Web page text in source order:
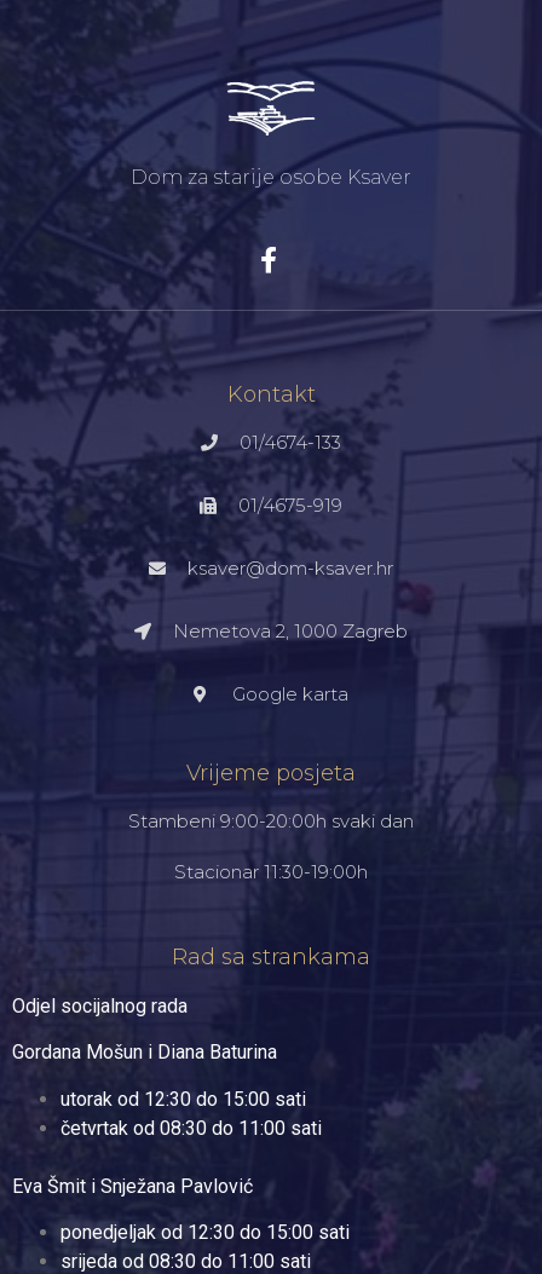
Dom za starije osobe Ksaver
Kontakt
01/4674-133
01/4675-919
ksaver@dom-ksaver.hr
Nemetova 2, 1000 Zagreb​
Google karta
Vrijeme posjeta
Stambeni 9:00-20:00h svaki dan
Stacionar 11:30-19:00h
Rad sa strankama
Odjel socijalnog rada
Gordana Mošun i Diana Baturina
utorak od 12:30 do 15:00 sati
četvrtak od 08:30 do 11:00 sati
Eva Šmit i Snježana Pavlović
ponedjeljak od 12:30 do 15:00 sati
srijeda od 08:30 do 11:00 sati